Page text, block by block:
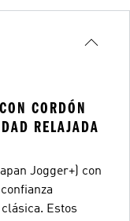
CORDÓN
RELAJADA
Jogger+) con
Estos